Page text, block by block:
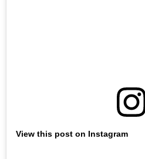
View this post on Instagram